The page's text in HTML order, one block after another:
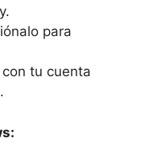
para
tu cuenta